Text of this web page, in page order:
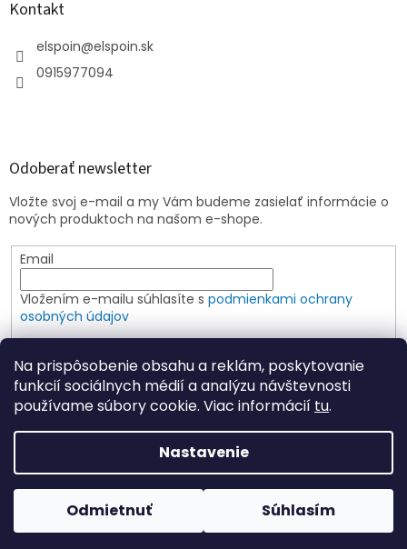
Na prispôsobenie obsahu a reklám, poskytovanie
funkcií sociálnych médií a analýzu návštevnosti
používame súbory cookie. Viac informácií tu.
Nastavenie
Odmietnuť Súhlasím
Kontakt
elspoin@elspoin.sk
0915977094
Odoberať newsletter
Vložte svoj e-mail a my Vám budeme zasielať informácie o
nových produktoch na našom e-shope.
Email
Vložením e-mailu súhlasíte s podmienkami ochrany
osobných údajov
PRIHLÁSIŤ SA
Copyright 2026Elspoin. Všetky práva vyhradené.Upraviť
nastavenie cookies